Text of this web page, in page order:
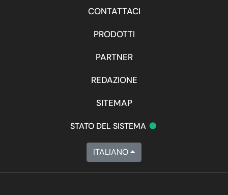
CONTATTACI
PRODOTTI
PARTNER
REDAZIONE
SITEMAP
STATO DEL SISTEMA •
ITALIANO